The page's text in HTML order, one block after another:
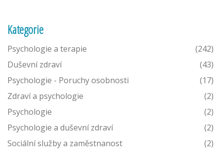
Kategorie
Psychologie a terapie
(242)
Duševní zdraví
(43)
Psychologie - Poruchy osobnosti
(17)
Zdraví a psychologie
(2)
Psychologie
(2)
Psychologie a duševní zdraví
(2)
Sociální služby a zaměstnanost
(2)